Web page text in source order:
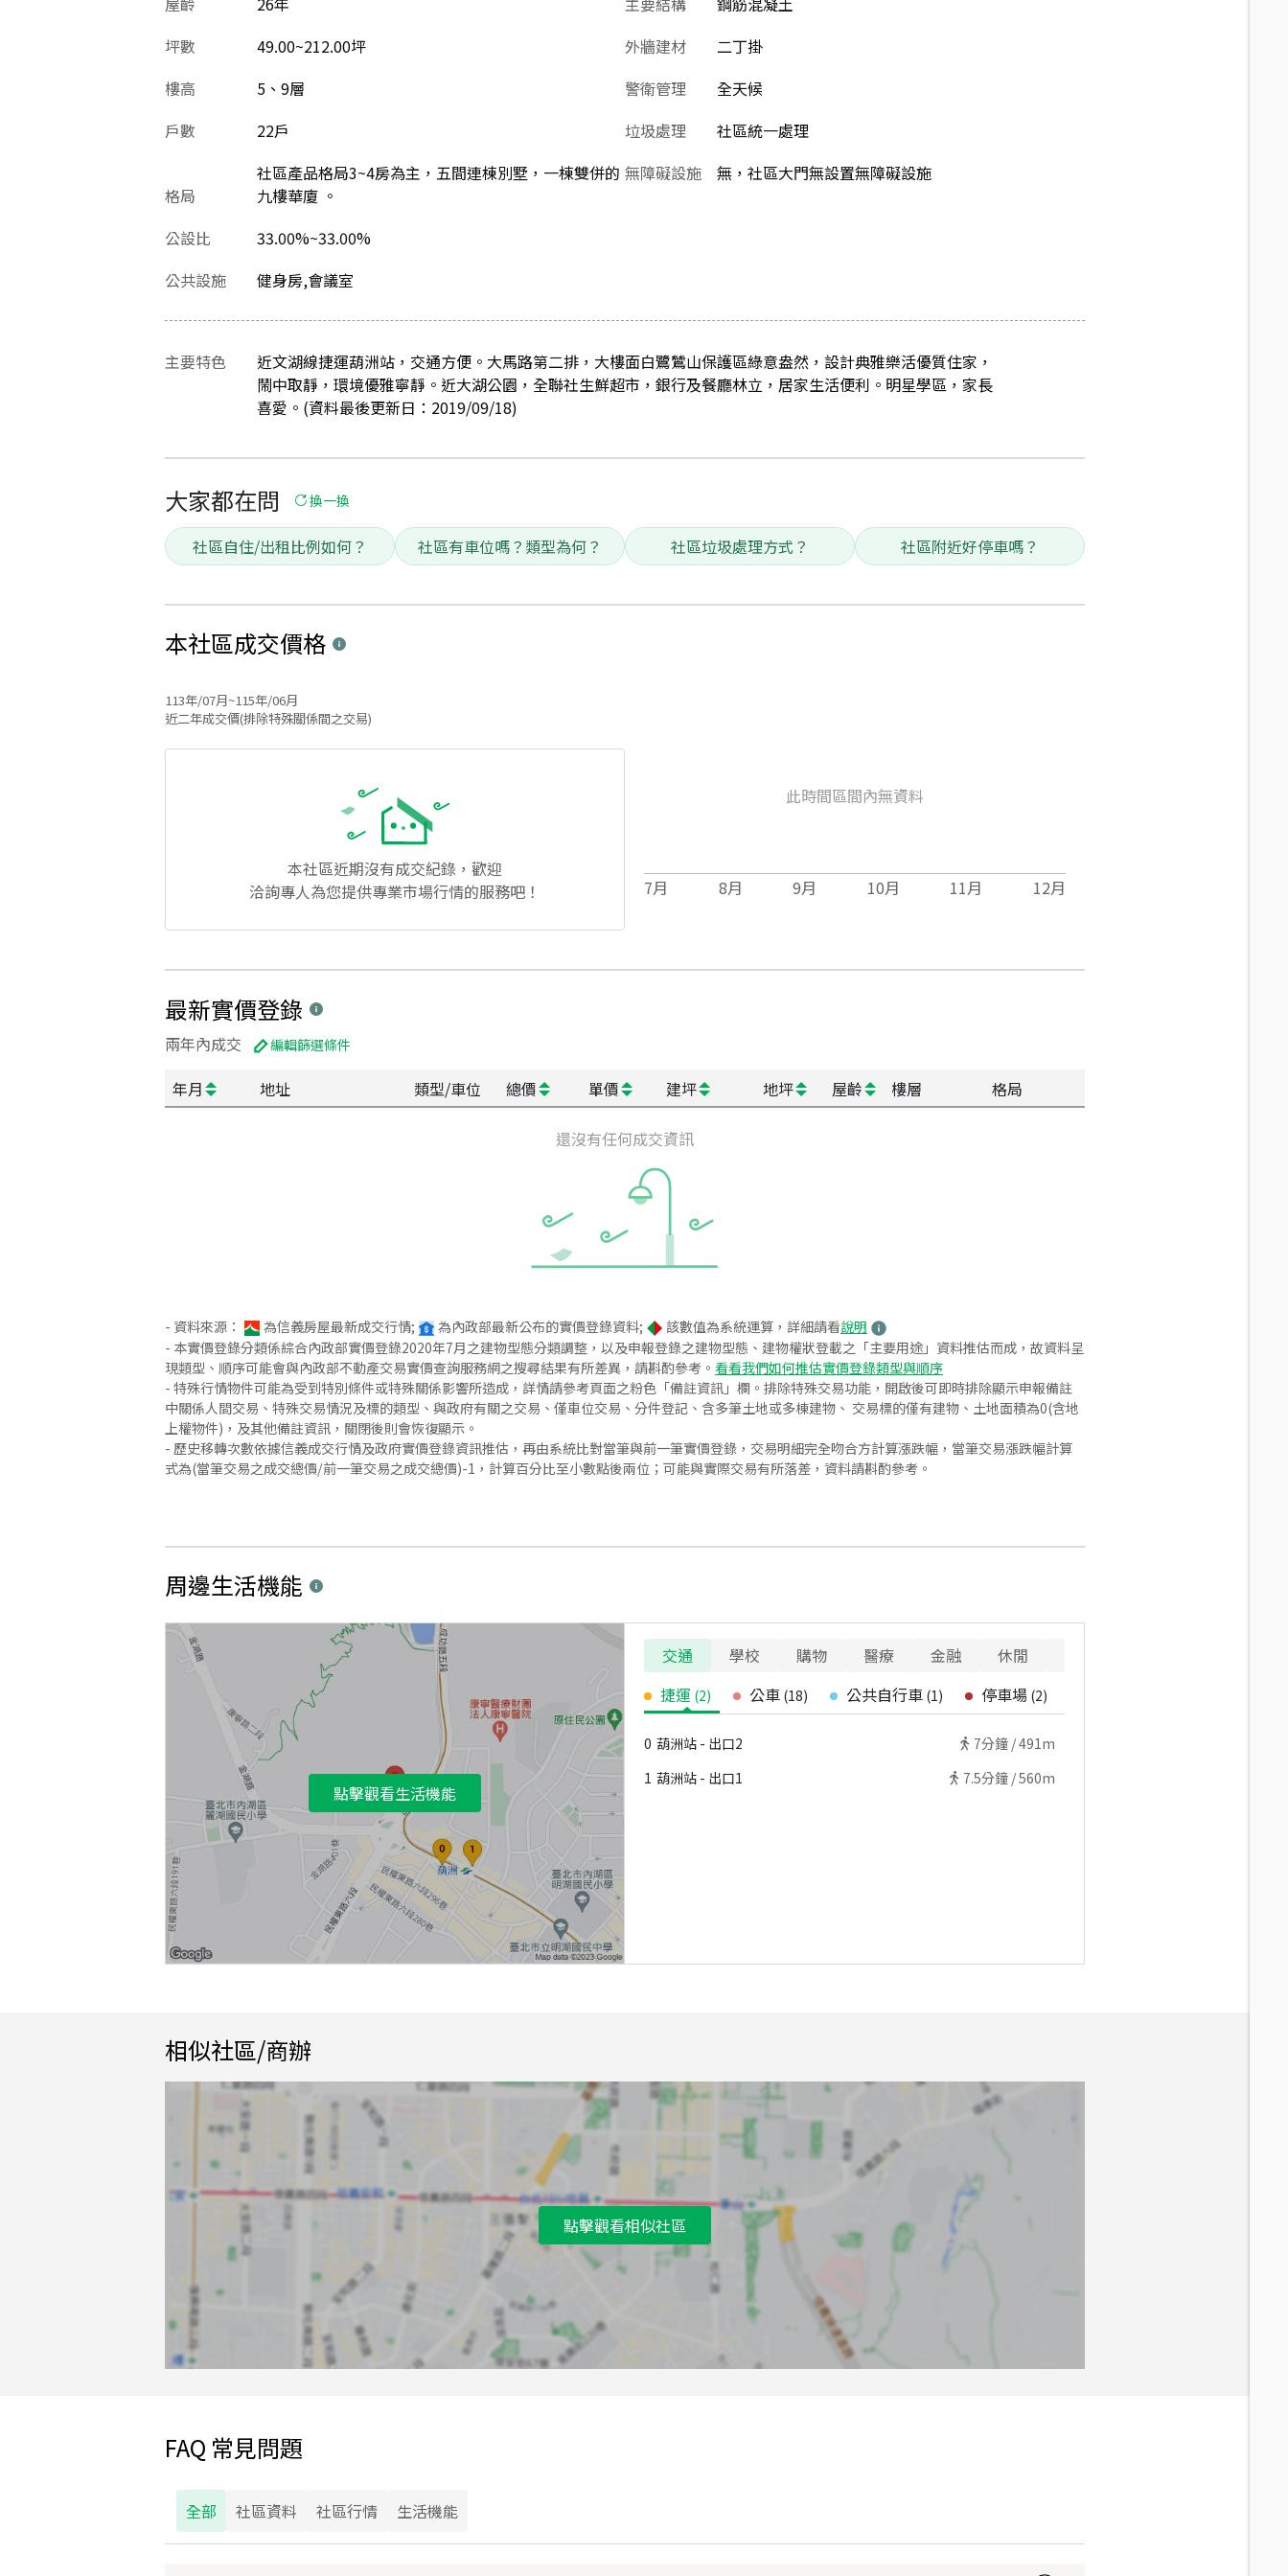
坪數
49.00~212.00坪
樓高
5、9層
戶數
22戶
格局
社區產品格局3~4房為主，五間連棟別墅，一棟雙併的
九樓華廈 。
公設比
33.00%~33.00%
外牆建材
二丁掛
警衛管理
全天候
垃圾處理
社區統一處理
無障礙設施
無，社區大門無設置無障礙設施
公共設施 健身房,會議室
主要特色
近文湖線捷運葫洲站，交通方便。大馬路第二排，大樓面白鷺鷥山保護區綠意盎然，設計典雅樂活優質住家，
鬧中取靜，環境優雅寧靜。近大湖公園，全聯社生鮮超市，銀行及餐廳林立，居家生活便利。明星學區，家長
喜愛。(資料最後更新日：2019/09/18)
大家都在問 換一換
社區自住/出租比例如何？ 社區有車位嗎？類型為何？ 社區垃圾處理方式？ 社區附近好停車嗎？
本社區成交價格
113年/07月~115年/06月
近二年成交價(排除特殊關係間之交易)
本社區近期沒有成交紀錄，歡迎
洽詢專人為您提供專業市場行情的服務吧！
此時間區間內無資料
7月 8月 9月 10月 11月 12月
最新實價登錄
兩年內成交 編輯篩選條件
年月 地址 類型/車位 總價 單價 建坪 地坪 屋齡 樓層 格局
還沒有任何成交資訊
- 資料來源： 為信義房屋最新成交行情; 為內政部最新公布的實價登錄資料; 該數值為系統運算，詳細請看說明
- 本實價登錄分類係綜合內政部實價登錄2020年7月之建物型態分類調整，以及申報登錄之建物型態、建物權狀登載之「主要用途」資料推估而成，故資料呈
現類型、順序可能會與內政部不動產交易實價查詢服務網之搜尋結果有所差異，請斟酌參考。 看看我們如何推估實價登錄類型與順序
- 特殊行情物件可能為受到特別條件或特殊關係影響所造成，詳情請參考頁面之粉色「備註資訊」欄。排除特殊交易功能，開啟後可即時排除顯示申報備註
中關係人間交易、特殊交易情況及標的類型、與政府有關之交易、僅車位交易、分件登記、含多筆土地或多棟建物、 交易標的僅有建物、土地面積為0(含地
上權物件)，及其他備註資訊，關閉後則會恢復顯示。
- 歷史移轉次數依據信義成交行情及政府實價登錄資訊推估，再由系統比對當筆與前一筆實價登錄，交易明細完全吻合方計算漲跌幅，當筆交易漲跌幅計算
式為(當筆交易之成交總價/前一筆交易之成交總價)-1，計算百分比至小數點後兩位；可能與實際交易有所落差，資料請斟酌參考。
周邊生活機能
點擊觀看生活機能
交通 學校 購物 醫療 金融 休閒
捷運 (2) 公車 (18) 公共自行車 (1) 停車場 (2)
0 葫洲站 - 出口2 7分鐘 /491m
1 葫洲站 - 出口1 7.5分鐘 /560m
相似社區/商辦
點擊觀看相似社區
FAQ 常見問題
全部 社區資料 社區行情 生活機能